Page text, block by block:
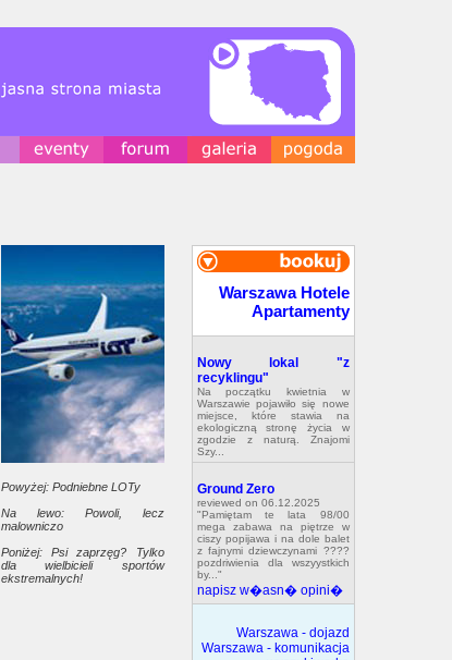
Powyżej: Podniebne LOTy
Na lewo: Powoli, lecz
malowniczo
Poniżej: Psi zaprzęg? Tylko
dla wielbicieli sportów
ekstremalnych!
Warszawa Hotele
Apartamenty
Nowy lokal "z
recyklingu"
Na początku kwietnia w
Warszawie pojawiło się nowe
miejsce, które stawia na
ekologiczną stronę życia w
zgodzie z naturą. Znajomi
Szy...
Ground Zero
reviewed on 06.12.2025
"Pamiętam te lata 98/00
mega zabawa na piętrze w
ciszy popijawa i na dole balet
z fajnymi dziewczynami ????
pozdriwienia dla wszyystkich
by..."
napisz w�asn� opini�
Warszawa - dojazd
Warszawa - komunikacja